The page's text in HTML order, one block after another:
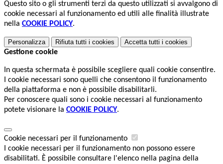
Questo sito o gli strumenti terzi da questo utilizzati si avvalgono di
cookie necessari al funzionamento ed utili alle finalità illustrate
nella COOKIE POLICY.
Personalizza Rifiuta tutti i cookies Accetta tutti i cookies
Gestione cookie
In questa schermata è possibile scegliere quali cookie consentire.
I cookie necessari sono quelli che consentono il funzionamento
della piattaforma e non è possibile disabilitarli.
Per conoscere quali sono i cookie necessari al funzionamento
potete visionare la COOKIE POLICY.
Cookie necessari per il funzionamento
I cookie necessari per il funzionamento non possono essere
disabilitati. È possibile consultare l'elenco nella pagina della